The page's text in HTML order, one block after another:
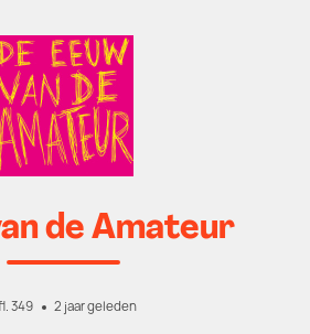
de Amateur
349 2 jaar geleden